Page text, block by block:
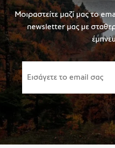
Μοιραστείτε μαζί μας το
newsletter μας με